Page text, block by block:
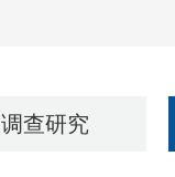
调查研究